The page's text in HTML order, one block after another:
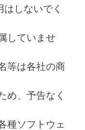
しないでく
していませ
等は各社の商
め、予告なく
種ソフトウェ